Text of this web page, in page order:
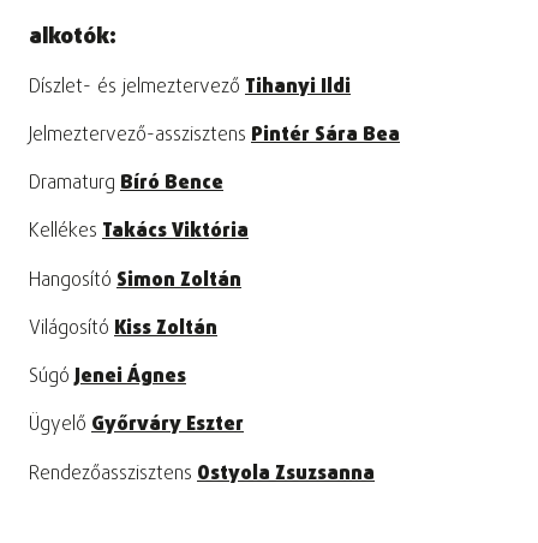
alkotók:
Díszlet- és jelmeztervező Tihanyi Ildi
Jelmeztervező-asszisztens Pintér Sára Bea
Dramaturg Bíró Bence
Kellékes Takács Viktória
Hangosító Simon Zoltán
Világosító Kiss Zoltán
Súgó Jenei Ágnes
Ügyelő Győrváry Eszter
Rendezőasszisztens Ostyola Zsuzsanna